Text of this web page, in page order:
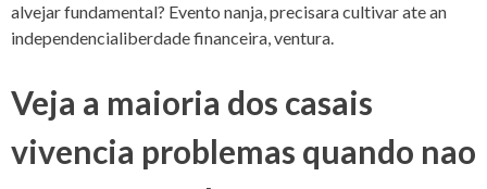
alvejar fundamental? Evento nanja, precisara cultivar ate an
independencialiberdade financeira, ventura.
Veja a maioria dos casais
vivencia problemas quando nao